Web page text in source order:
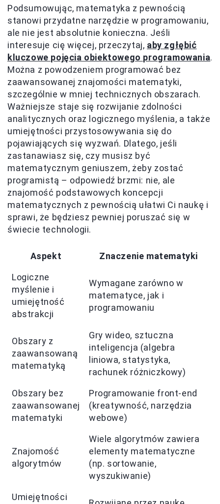
Podsumowując, matematyka z pewnością
stanowi przydatne narzędzie w programowaniu,
ale nie jest absolutnie konieczna. Jeśli
interesuje cię więcej, przeczytaj, aby zgłębić
kluczowe pojęcia obiektowego programowania.
Można z powodzeniem programować bez
zaawansowanej znajomości matematyki,
szczególnie w mniej technicznych obszarach.
Ważniejsze staje się rozwijanie zdolności
analitycznych oraz logicznego myślenia, a także
umiejętności przystosowywania się do
pojawiających się wyzwań. Dlatego, jeśli
zastanawiasz się, czy musisz być
matematycznym geniuszem, żeby zostać
programistą – odpowiedź brzmi: nie, ale
znajomość podstawowych koncepcji
matematycznych z pewnością ułatwi Ci naukę i
sprawi, że będziesz pewniej poruszać się w
świecie technologii.
Aspekt Znaczenie matematyki
Logiczne
myślenie i
umiejętność
abstrakcji
Wymagane zarówno w
matematyce, jak i
programowaniu
Obszary z
zaawansowaną
matematyką
Gry wideo, sztuczna
inteligencja (algebra
liniowa, statystyka,
rachunek różniczkowy)
Obszary bez
zaawansowanej
matematyki
Programowanie front-end
(kreatywność, narzędzia
webowe)
Znajomość
algorytmów
Wiele algorytmów zawiera
elementy matematyczne
(np. sortowanie,
wyszukiwanie)
Umiejętności